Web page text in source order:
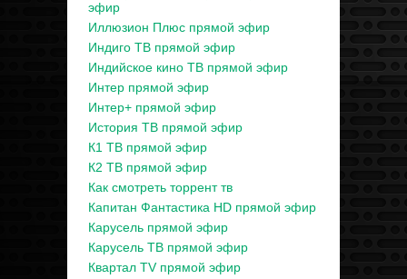
эфир
Иллюзион Плюс прямой эфир
Индиго ТВ прямой эфир
Индийское кино ТВ прямой эфир
Интер прямой эфир
Интер+ прямой эфир
История ТВ прямой эфир
К1 ТВ прямой эфир
К2 ТВ прямой эфир
Как смотреть торрент тв
Капитан Фантастика HD прямой эфир
Карусель прямой эфир
Карусель ТВ прямой эфир
Квартал TV прямой эфир